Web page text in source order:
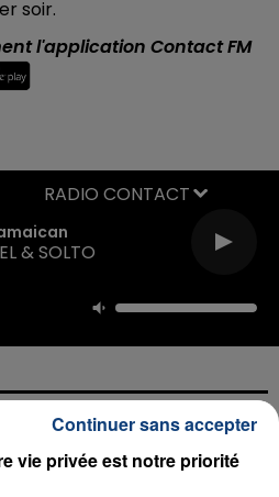
soir.
l'application Contact FM
& SOLTO
RADIO CONTACT
vie privée est notre priorité
Continuer sans accepter